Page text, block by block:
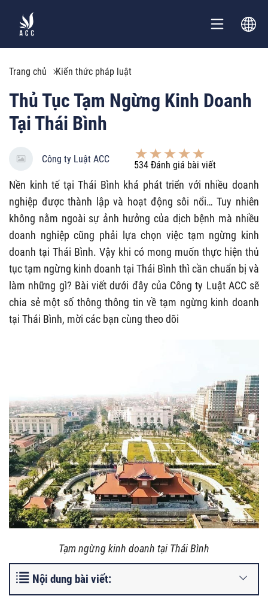
Trang chủ Kiến thức pháp luật
Thủ Tục Tạm Ngừng Kinh Doanh
Tại Thái Bình
Công ty Luật ACC
534 Đánh giá bài viết
Nền kinh tế tại Thái Bình khá phát triển với nhiều doanh
nghiệp được thành lập và hoạt động sôi nổi… Tuy nhiên
không nằm ngoài sự ảnh hưởng của dịch bệnh mà nhiều
doanh nghiệp cũng phải lựa chọn việc tạm ngừng kinh
doanh tại Thái Bình. Vậy khi có mong muốn thực hiện thủ
tục tạm ngừng kinh doanh tại Thái Bình thì cần chuẩn bị và
làm những gì? Bài viết dưới đây của Công ty Luật ACC sẽ
chia sẻ một số thông thông tin về tạm ngừng kinh doanh
tại Thái Bình, mời các bạn cùng theo dõi
Tạm ngừng kinh doanh tại Thái Bình
Nội dung bài viết: